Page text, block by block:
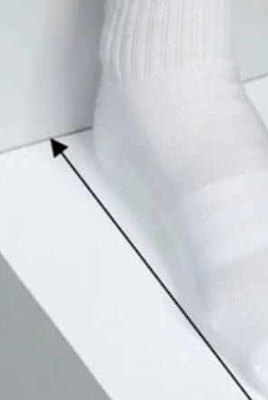
Онлайн заявка